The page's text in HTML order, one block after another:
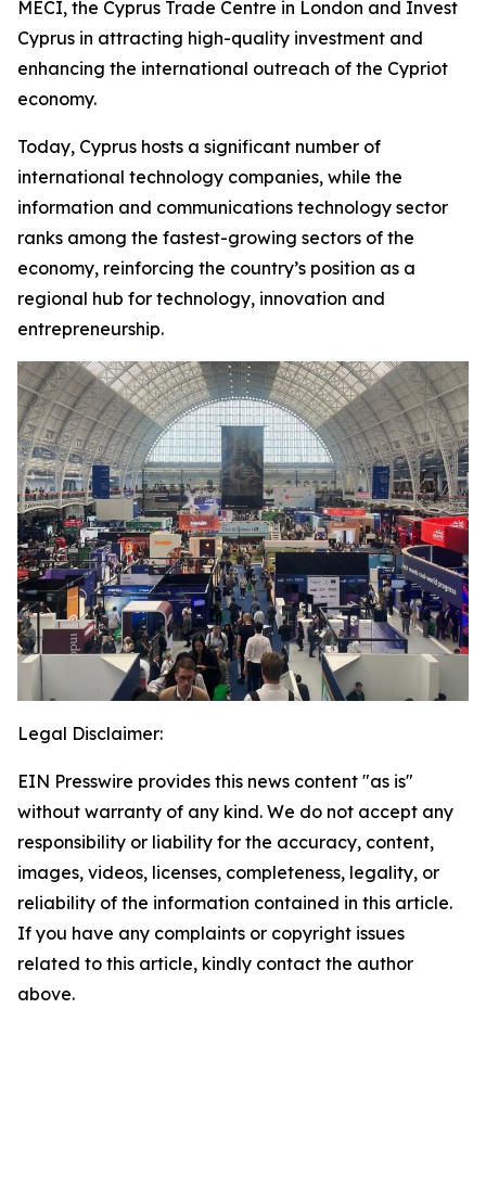
MECI, the Cyprus Trade Centre in London and Invest
Cyprus in attracting high-quality investment and
enhancing the international outreach of the Cypriot
economy.
Today, Cyprus hosts a significant number of
international technology companies, while the
information and communications technology sector
ranks among the fastest-growing sectors of the
economy, reinforcing the country’s position as a
regional hub for technology, innovation and
entrepreneurship.
Legal Disclaimer:
EIN Presswire provides this news content "as is"
without warranty of any kind. We do not accept any
responsibility or liability for the accuracy, content,
images, videos, licenses, completeness, legality, or
reliability of the information contained in this article.
If you have any complaints or copyright issues
related to this article, kindly contact the author
above.